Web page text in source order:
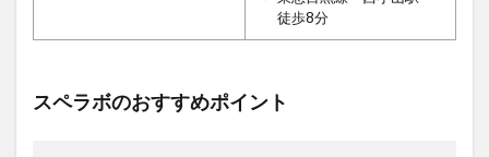
徒歩8分
スペラボのおすすめポイント